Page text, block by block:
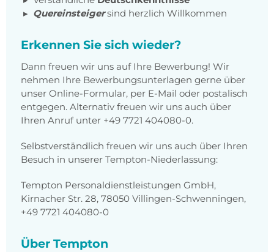
Quereinsteigersind herzlich Willkommen
Erkennen Sie sich wieder?
Dann freuen wir uns auf Ihre Bewerbung! Wir
nehmen Ihre Bewerbungsunterlagen gerne über
unser Online-Formular, per E-Mail oder postalisch
entgegen. Alternativ freuen wir uns auch über
Ihren Anruf unter +49 7721 404080-0.
Selbstverständlich freuen wir uns auch über Ihren
Besuch in unserer Tempton-Niederlassung:
Tempton Personaldienstleistungen GmbH,
Kirnacher Str. 28, 78050 Villingen-Schwenningen,
+49 7721 404080-0
Über Tempton